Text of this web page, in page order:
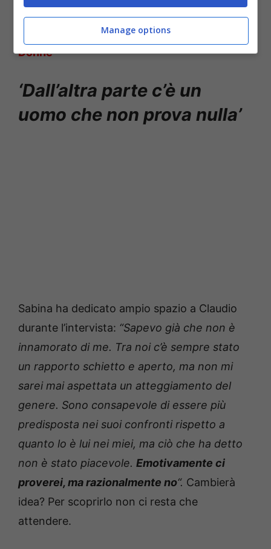
Leggi anche -> Maria Tona bomba al trono
over: la foto sexy della dama di Uomini e
Donne
‘Dall’altra parte c’è un
uomo che non prova nulla’
Sabina ha dedicato ampio spazio a Claudio
durante l’intervista: “Sapevo già che non è
innamorato di me. Tra noi c’è sempre stato
un rapporto schietto e aperto, ma non mi
sarei mai aspettata un atteggiamento del
genere. Sono consapevole di essere più
predisposta nei suoi confronti rispetto a
quanto lo è lui nei miei, ma ciò che ha detto
non è stato piacevole. Emotivamente ci
proverei, ma razionalmente no“. Cambierà
idea? Per scoprirlo non ci resta che
attendere.
Manage options